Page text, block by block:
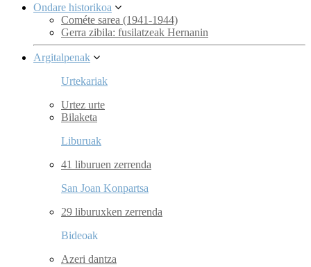
Ondare historikoa
Cométe sarea (1941-1944)
Gerra zibila: fusilatzeak Hernanin
Argitalpenak
Urtekariak
Urtez urte
Bilaketa
Liburuak
41 liburuen zerrenda
San Joan Konpartsa
29 liburuxken zerrenda
Bideoak
Azeri dantza